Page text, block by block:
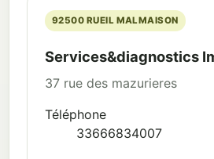
92500 RUEIL MALMAISON
Services&diagnostics
37 rue des mazurieres
Téléphone
33666834007